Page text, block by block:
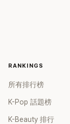
RANKINGS
所有排行榜
K-Pop 話題榜
K-Beauty 排行